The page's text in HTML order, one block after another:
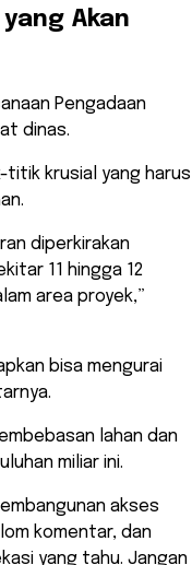
yang Akan
Pengadaan
dinas.
krusial yang harus
diperkirakan
11 hingga 12
area proyek,”
bisa mengurai
lahan dan
miliar ini.
akses
komentar, dan
yang tahu. Jangan